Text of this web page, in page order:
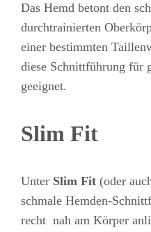
Das Hemd betont den
durchtrainierten
einer bestimmten
diese Schnittführung für
geeignet.
Slim Fit
Unter Slim Fit(oder
schmale Hemden-
recht nah am Körper